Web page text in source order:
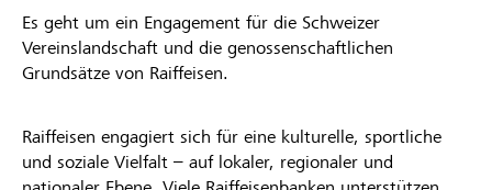
Es geht um ein Engagement für die Schweizer
Vereinslandschaft und die genossenschaftlichen
Grundsätze von Raiffeisen.
Raiffeisen engagiert sich für eine kulturelle, sportliche
und soziale Vielfalt – auf lokaler, regionaler und